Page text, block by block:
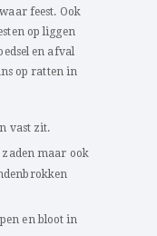
feest. Ook
op liggen
en afval
op ratten in
vast zit.
zaden maar ook
en bloot in